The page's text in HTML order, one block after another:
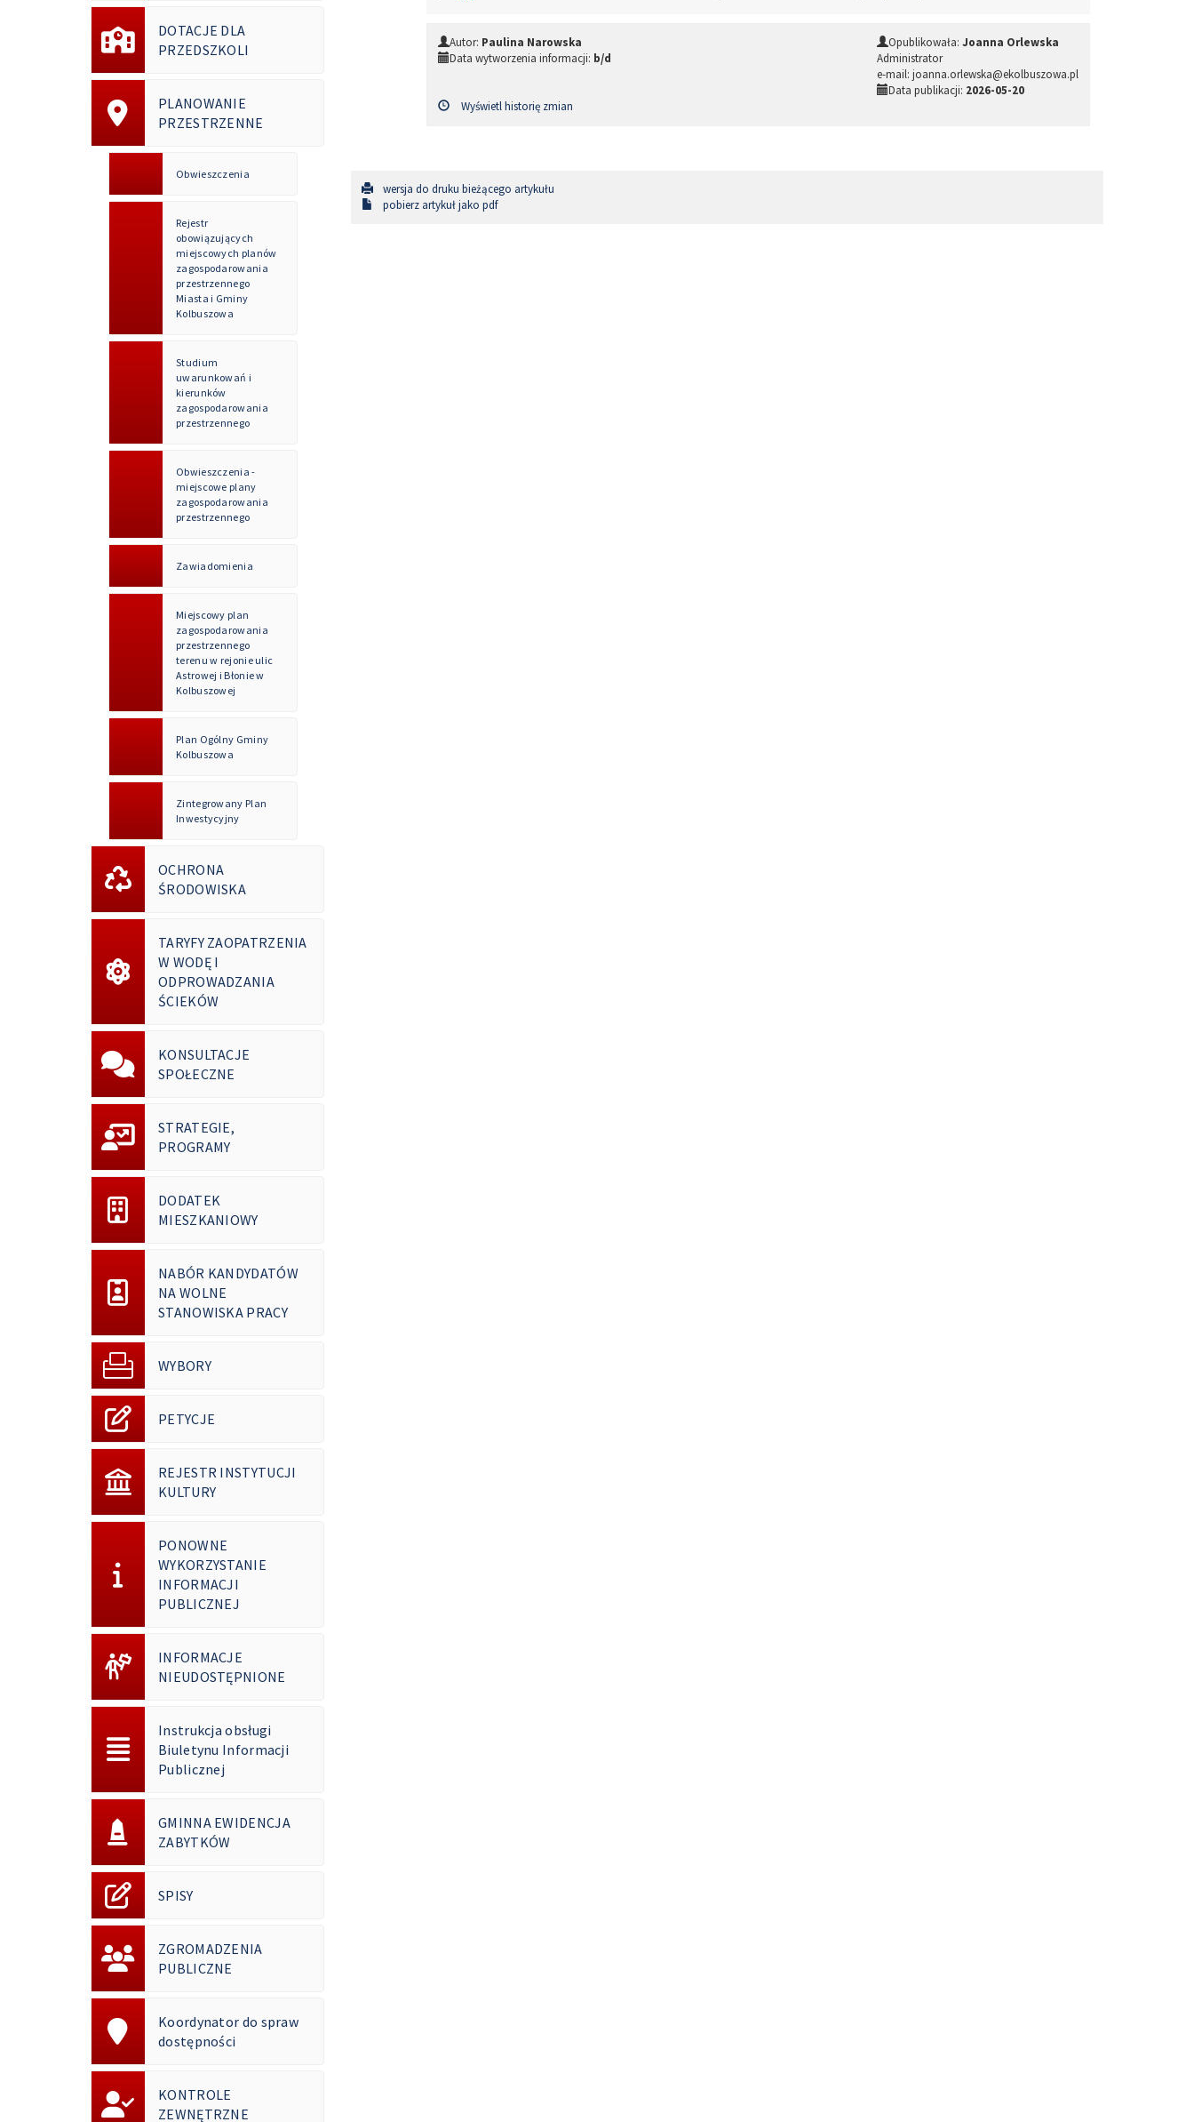
DOTACJE DLA
PRZEDSZKOLI
PLANOWANIE
PRZESTRZENNE
Obwieszczenia
Rejestr
obowiązujących
miejscowych planów
zagospodarowania
przestrzennego
Miasta i Gminy
Kolbuszowa
Studium
uwarunkowań i
kierunków
zagospodarowania
przestrzennego
Obwieszczenia -
miejscowe plany
zagospodarowania
przestrzennego
Zawiadomienia
Miejscowy plan
zagospodarowania
przestrzennego
terenu w rejonie ulic
Astrowej i Błonie w
Kolbuszowej
Plan Ogólny Gminy
Kolbuszowa
Zintegrowany Plan
Inwestycyjny
OCHRONA
ŚRODOWISKA
TARYFY ZAOPATRZENIA
W WODĘ I
ODPROWADZANIA
ŚCIEKÓW
KONSULTACJE
SPOŁECZNE
STRATEGIE,
PROGRAMY
DODATEK
MIESZKANIOWY
NABÓR KANDYDATÓW
NA WOLNE
STANOWISKA PRACY
WYBORY
PETYCJE
REJESTR INSTYTUCJI
KULTURY
PONOWNE
WYKORZYSTANIE
INFORMACJI
PUBLICZNEJ
INFORMACJE
NIEUDOSTĘPNIONE
Instrukcja obsługi
Biuletynu Informacji
Publicznej
GMINNA EWIDENCJA
ZABYTKÓW
SPISY
ZGROMADZENIA
PUBLICZNE
Koordynator do spraw
dostępności
KONTROLE
ZEWNĘTRZNE
Autor: Paulina Narowska
Data wytworzenia informacji: b/d
Opublikowała: Joanna Orlewska
Administrator
e-mail: joanna.orlewska@ekolbuszowa.pl
Data publikacji: 2026-05-20
Wyświetl historię zmian
wersja do druku bieżącego artykułu
pobierz artykuł jako pdf